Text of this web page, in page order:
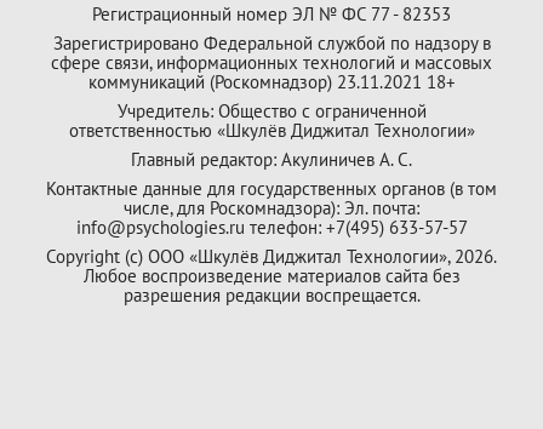
Регистрационный номер ЭЛ № ФС 77 - 82353
Зарегистрировано Федеральной службой по надзору в
сфере связи, информационных технологий и массовых
коммуникаций (Роскомнадзор) 23.11.2021 18+
Учредитель: Общество с ограниченной
ответственностью «Шкулёв Диджитал Технологии»
Главный редактор: Акулиничев А. С.
Контактные данные для государственных органов (в том
числе, для Роскомнадзора): Эл. почта:
info@psychologies.ru телефон: +7(495) 633-57-57
Copyright (с) ООО «Шкулёв Диджитал Технологии», 2026.
Любое воспроизведение материалов сайта без
разрешения редакции воспрещается.